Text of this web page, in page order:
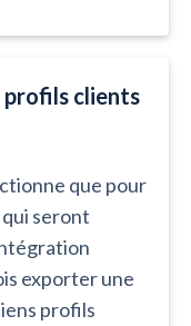
clients
que pour
seront
exporter une
profils